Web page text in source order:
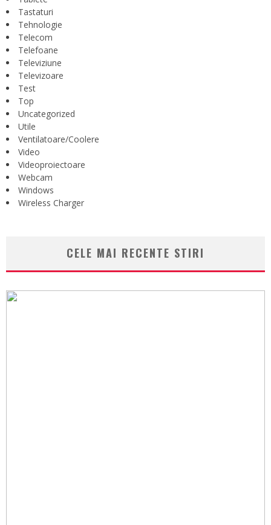
Tastaturi
Tehnologie
Telecom
Telefoane
Televiziune
Televizoare
Test
Top
Uncategorized
Utile
Ventilatoare/Coolere
Video
Videoproiectoare
Webcam
Windows
Wireless Charger
CELE MAI RECENTE STIRI